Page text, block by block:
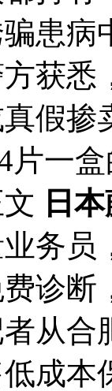
骗患
获悉
假掺
一
日
务员
诊
从合
成本